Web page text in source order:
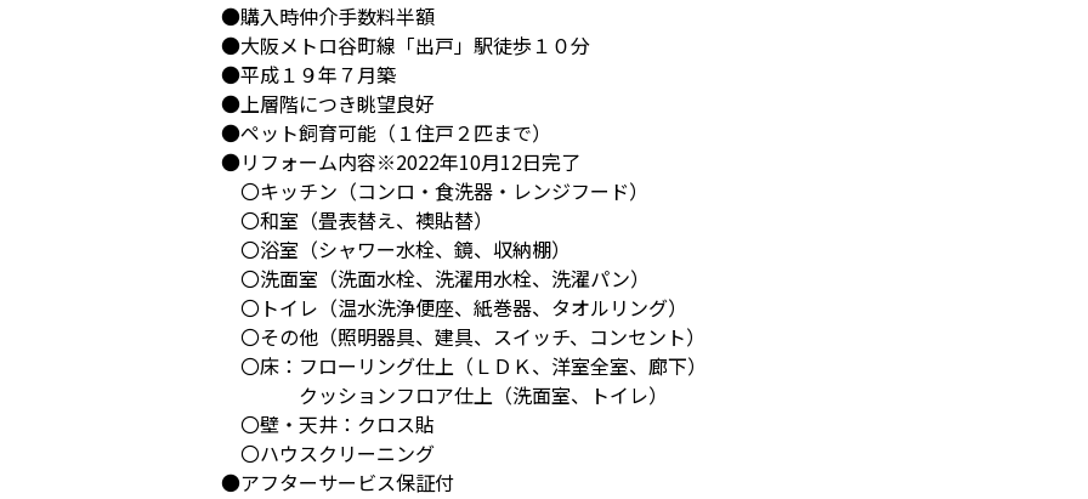
●購入時仲介手数料半額
●大阪メトロ谷町線「出戸」駅徒歩１０分
●平成１９年７月築
●上層階につき眺望良好
●ペット飼育可能（１住戸２匹まで）
●リフォーム内容※2022年10月12日完了
〇キッチン（コンロ・食洗器・レンジフード）
〇和室（畳表替え、襖貼替）
〇浴室（シャワー水栓、鏡、収納棚）
〇洗面室（洗面水栓、洗濯用水栓、洗濯パン）
〇トイレ（温水洗浄便座、紙巻器、タオルリング）
〇その他（照明器具、建具、スイッチ、コンセント）
〇床：フローリング仕上（ＬＤＫ、洋室全室、廊下）
クッションフロア仕上（洗面室、トイレ）
〇壁・天井：クロス貼
〇ハウスクリーニング
●アフターサービス保証付